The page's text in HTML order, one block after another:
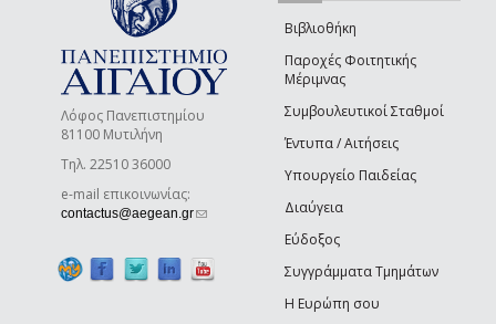
Λόφος Πανεπιστημίου
81100 Μυτιλήνη
Τηλ. 22510 36000
e-mail επικοινωνίας:
contactus@aegean.gr(link sends e-mail)
Βιβλιοθήκη
Παροχές Φοιτητικής
Μέριμνας
Συμβουλευτικοί Σταθμοί
Έντυπα / Αιτήσεις
Υπουργείο Παιδείας
Διαύγεια
Εύδοξος
Συγγράμματα Τμημάτων
Η Ευρώπη σου